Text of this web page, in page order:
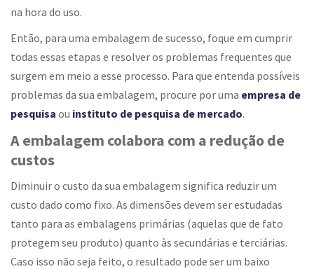
na hora do uso.
Então, para uma embalagem de sucesso, foque em cumprir
todas essas etapas e resolver os problemas frequentes que
surgem em meio a esse processo. Para que entenda possíveis
problemas da sua embalagem, procure por uma empresa de
pesquisa ou instituto de pesquisa de mercado.
A embalagem colabora com a redução de
custos
Diminuir o custo da sua embalagem significa reduzir um
custo dado como fixo. As dimensões devem ser estudadas
tanto para as embalagens primárias (aquelas que de fato
protegem seu produto) quanto às secundárias e terciárias.
Caso isso não seja feito, o resultado pode ser um baixo